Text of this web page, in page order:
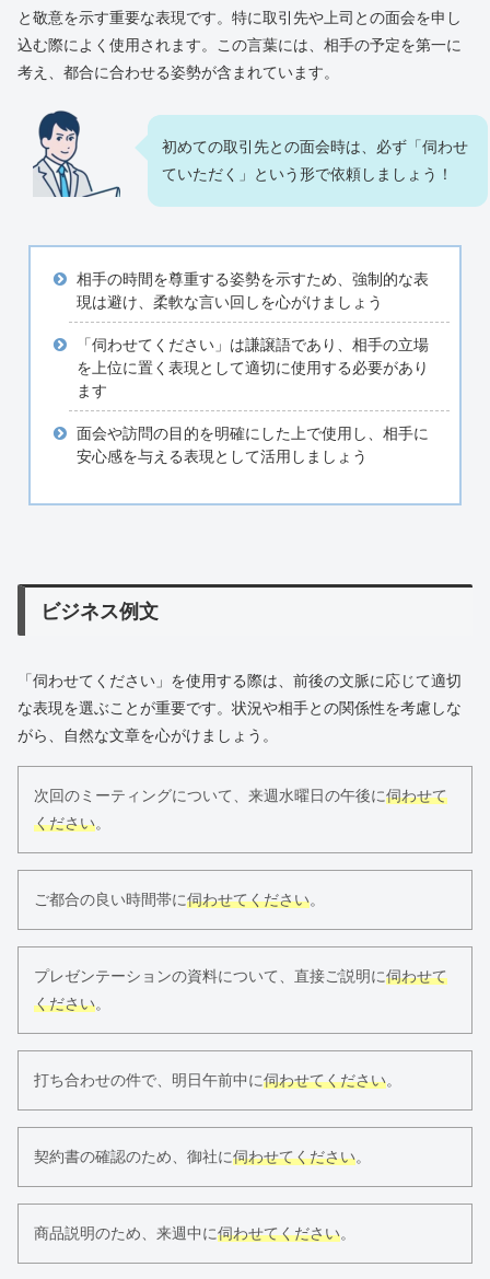
と敬意を示す重要な表現です。特に取引先や上司との面会を申し
込む際によく使用されます。この言葉には、相手の予定を第一に
考え、都合に合わせる姿勢が含まれています。
初めての取引先との面会時は、必ず「伺わせ
ていただく」という形で依頼しましょう！
相手の時間を尊重する姿勢を示すため、強制的な表
現は避け、柔軟な言い回しを心がけましょう
「伺わせてください」は謙譲語であり、相手の立場
を上位に置く表現として適切に使用する必要があり
ます
面会や訪問の目的を明確にした上で使用し、相手に
安心感を与える表現として活用しましょう
ビジネス例文
「伺わせてください」を使用する際は、前後の文脈に応じて適切
な表現を選ぶことが重要です。状況や相手との関係性を考慮しな
がら、自然な文章を心がけましょう。
次回のミーティングについて、来週水曜日の午後に伺わせて
ください。
ご都合の良い時間帯に伺わせてください。
プレゼンテーションの資料について、直接ご説明に伺わせて
ください。
打ち合わせの件で、明日午前中に伺わせてください。
契約書の確認のため、御社に伺わせてください。
商品説明のため、来週中に伺わせてください。